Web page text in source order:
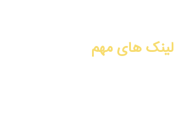
لینک های مهم